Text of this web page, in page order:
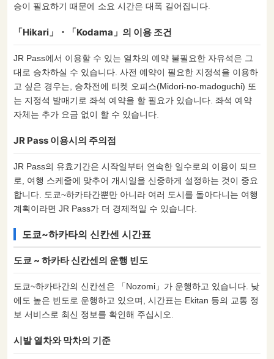
승이 필요하기 때문에 소요 시간은 대폭 길어집니다.
「Hikari」・「Kodama」의 이용 조건
JR Pass에서 이용할 수 있는 열차의 예약 불필요한 자유석은 그
대로 승차하실 수 있습니다. 사전 예약이 필요한 지정석을 이용하
고 싶은 경우는, 승차전에 티켓 오피스(Midori-no-madoguchi) 또
는 지정석 발매기로 좌석 예약을 할 필요가 있습니다. 좌석 예약
자체는 추가 요금 없이 할 수 있습니다.
JR Pass 이용시의 주의점
JR Pass의 유효기간은 시작일부터 연속한 일수로의 이용이 되므
로, 여행 스케줄에 맞추어 개시일을 신중하게 설정하는 것이 중요
합니다. 도쿄~하카타간뿐만 아니라 여러 도시를 돌아다니는 여행
계획이라면 JR Pass가 더 경제적일 수 있습니다.
도쿄~하카타의 신칸센 시간표
도쿄 ~ 하카타 신칸센의 운행 빈도
도쿄~하카타간의 신칸센은 「Nozomi」가 운행하고 있습니다. 낮
에도 높은 빈도로 운행하고 있으며, 시간표는 Ekitan 등의 교통 정
보 서비스로 최신 정보를 확인해 주십시오.
시발 열차와 막차의 기준